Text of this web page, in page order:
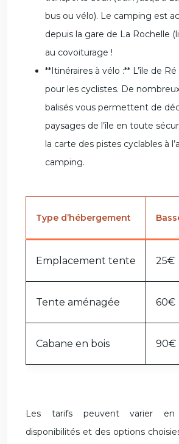
bus ou vélo). Le camping est
depuis la gare de La Rochelle
au covoiturage !
**Itinéraires à vélo :** L’île de
pour les cyclistes. De
balisés vous permettent de
paysages de l’île en toute
la carte des pistes cyclables à
camping.
Type d’hébergement
Emplacement tente 25€
Tente aménagée 60€
Cabane en bois 90€
Les tarifs peuvent varier
disponibilités et des options